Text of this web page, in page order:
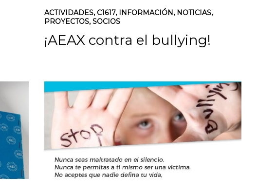
ACTIVIDADES, C1617, INFORMACIÓN, NOTICIAS,
PROYECTOS, SOCIOS
¡AEAX contra el bullying!